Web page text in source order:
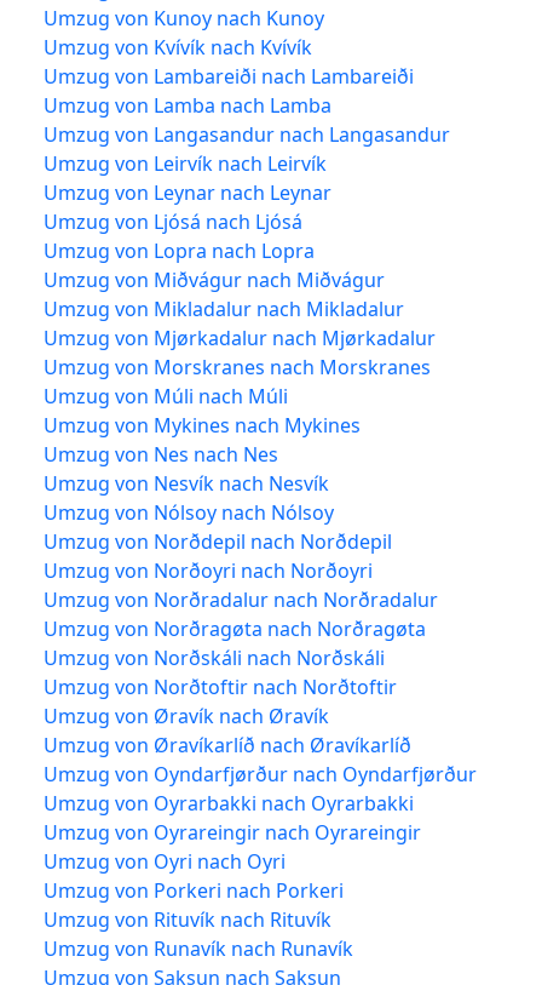
Umzug von Kunoy nach Kunoy
Umzug von Kvívík nach Kvívík
Umzug von Lambareiði nach Lambareiði
Umzug von Lamba nach Lamba
Umzug von Langasandur nach Langasandur
Umzug von Leirvík nach Leirvík
Umzug von Leynar nach Leynar
Umzug von Ljósá nach Ljósá
Umzug von Lopra nach Lopra
Umzug von Miðvágur nach Miðvágur
Umzug von Mikladalur nach Mikladalur
Umzug von Mjørkadalur nach Mjørkadalur
Umzug von Morskranes nach Morskranes
Umzug von Múli nach Múli
Umzug von Mykines nach Mykines
Umzug von Nes nach Nes
Umzug von Nesvík nach Nesvík
Umzug von Nólsoy nach Nólsoy
Umzug von Norðdepil nach Norðdepil
Umzug von Norðoyri nach Norðoyri
Umzug von Norðradalur nach Norðradalur
Umzug von Norðragøta nach Norðragøta
Umzug von Norðskáli nach Norðskáli
Umzug von Norðtoftir nach Norðtoftir
Umzug von Øravík nach Øravík
Umzug von Øravíkarlíð nach Øravíkarlíð
Umzug von Oyndarfjørður nach Oyndarfjørður
Umzug von Oyrarbakki nach Oyrarbakki
Umzug von Oyrareingir nach Oyrareingir
Umzug von Oyri nach Oyri
Umzug von Porkeri nach Porkeri
Umzug von Rituvík nach Rituvík
Umzug von Runavík nach Runavík
Umzug von Saksun nach Saksun